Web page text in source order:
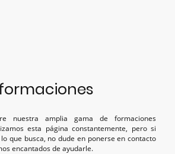
nuestra amplia gama de formaciones
esta página constantemente, pero si
que busca, no dude en ponerse en contacto
encantados de ayudarle.